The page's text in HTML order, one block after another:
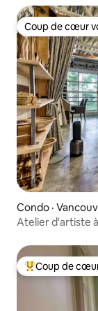
Coup de cœur
Coup de cœur
Condo ·
Atelier d'artiste
Coup de cœur
Coup de